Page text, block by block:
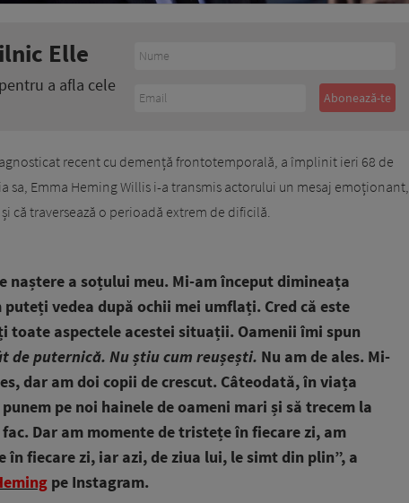
Elle
pentru a afla cele
recent cu demență frontotemporală, a împlinit ieri 68 de
sa, Emma Heming Willis i-a transmis actorului un mesaj emoționant,
că traversează o perioadă extrem de dificilă.
naștere a soțului meu. Mi-am început dimineața
puteți vedea după ochii mei umflați. Cred că este
toate aspectele acestei situații. Oamenii îmi spun
de puternică. Nu știu cum reușești. Nu am de ales. Mi-
dar am doi copii de crescut. Câteodată, în viața
pe noi hainele de oameni mari și să trecem la
Dar am momente de tristețe în fiecare zi, am
în fiecare zi, iar azi, de ziua lui, le simt din plin”, a
pe Instagram.